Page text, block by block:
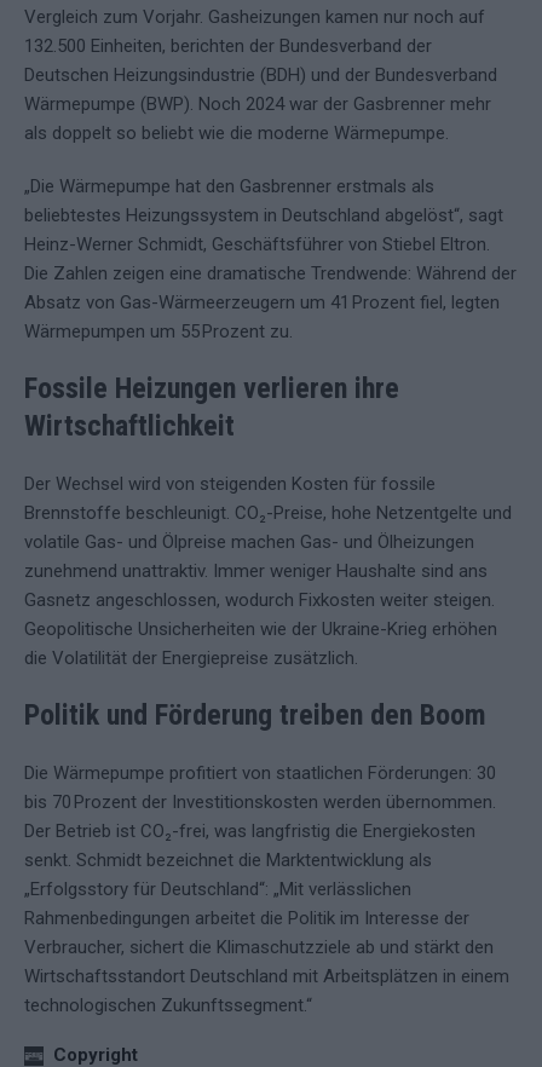
Vergleich zum Vorjahr. Gasheizungen kamen nur noch auf
132.500 Einheiten, berichten der Bundesverband der
Deutschen Heizungsindustrie (BDH) und der Bundesverband
Wärmepumpe (BWP). Noch 2024 war der Gasbrenner mehr
als doppelt so beliebt wie die moderne Wärmepumpe.
„Die Wärmepumpe hat den Gasbrenner erstmals als
beliebtestes Heizungssystem in Deutschland abgelöst“, sagt
Heinz-Werner Schmidt, Geschäftsführer von Stiebel Eltron.
Die Zahlen zeigen eine dramatische Trendwende: Während der
Absatz von Gas-Wärmeerzeugern um 41 Prozent fiel, legten
Wärmepumpen um 55 Prozent zu.
Fossile Heizungen verlieren ihre
Wirtschaftlichkeit
Der Wechsel wird von steigenden Kosten für fossile
Brennstoffe beschleunigt. CO₂-Preise, hohe Netzentgelte und
volatile Gas- und Ölpreise machen Gas- und Ölheizungen
zunehmend unattraktiv. Immer weniger Haushalte sind ans
Gasnetz angeschlossen, wodurch Fixkosten weiter steigen.
Geopolitische Unsicherheiten wie der Ukraine-Krieg erhöhen
die Volatilität der Energiepreise zusätzlich.
Politik und Förderung treiben den Boom
Die Wärmepumpe profitiert von staatlichen Förderungen: 30
bis 70 Prozent der Investitionskosten werden übernommen.
Der Betrieb ist CO₂-frei, was langfristig die Energiekosten
senkt. Schmidt bezeichnet die Marktentwicklung als
„Erfolgsstory für Deutschland“: „Mit verlässlichen
Rahmenbedingungen arbeitet die Politik im Interesse der
Verbraucher, sichert die Klimaschutzziele ab und stärkt den
Wirtschaftsstandort Deutschland mit Arbeitsplätzen in einem
technologischen Zukunftssegment.“
Copyright